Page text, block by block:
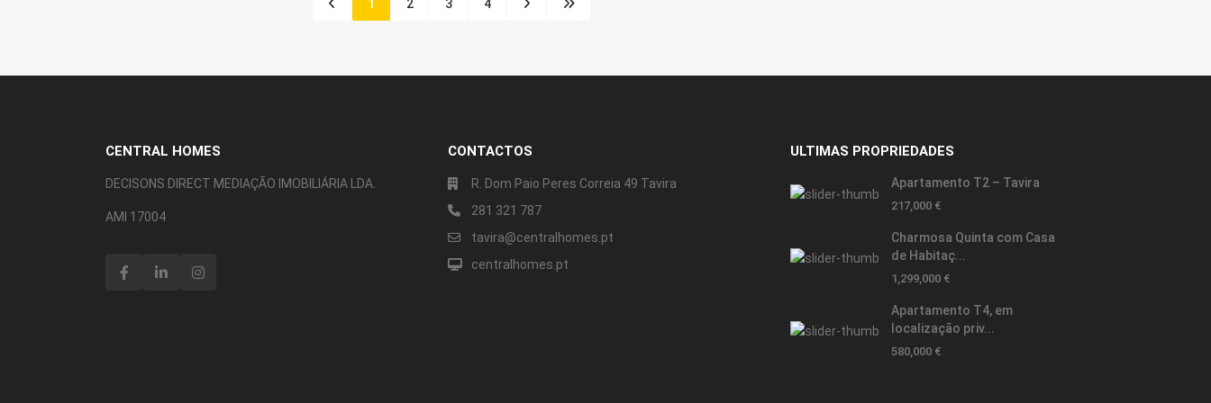
1 2 3 4
CENTRAL HOMES
DECISONS DIRECT MEDIAÇÃO IMOBILIÁRIA LDA.
AMI 17004
CONTACTOS
R. Dom Paio Peres Correia 49 Tavira
281 321 787
tavira@centralhomes.pt
centralhomes.pt
ULTIMAS PROPRIEDADES
Apartamento T2 – Tavira
217,000 €
Charmosa Quinta com Casa
de Habitaç...
1,299,000 €
Apartamento T4, em
localização priv...
580,000 €